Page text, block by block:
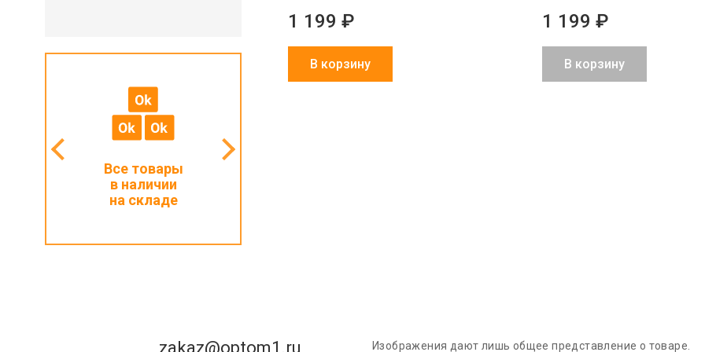
Все товары
в наличии
на складе
1 199 ₽
В корзину
1 199 ₽
В корзину
zakaz@optom1.ru Изображения дают лишь общее представление о товаре.